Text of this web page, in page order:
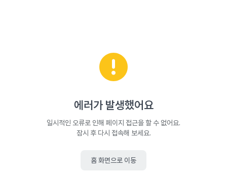
에러가 발생했어요
일시적인 오류로 인해 페이지 접근을 할 수 없어요.
잠시 후 다시 접속해 보세요.
홈 화면으로 이동